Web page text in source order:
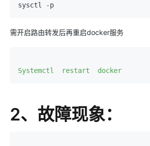
需开启路由转发后再重启docker服务
Systemctl  restart  docker
2、故障现象：